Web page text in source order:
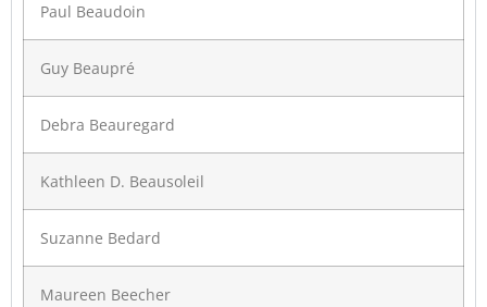
Paul Beaudoin
Guy Beaupré
Debra Beauregard
Kathleen D. Beausoleil
Suzanne Bedard
Maureen Beecher